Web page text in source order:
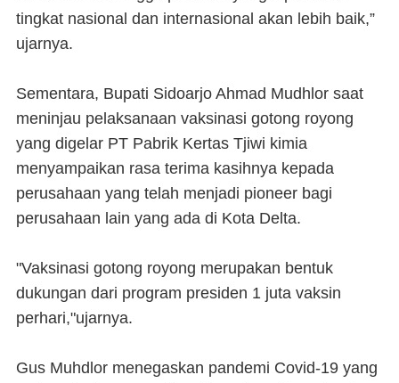
tingkat nasional dan internasional akan lebih baik,”
ujarnya.
Sementara, Bupati Sidoarjo Ahmad Mudhlor saat
meninjau pelaksanaan vaksinasi gotong royong
yang digelar PT Pabrik Kertas Tjiwi kimia
menyampaikan rasa terima kasihnya kepada
perusahaan yang telah menjadi pioneer bagi
perusahaan lain yang ada di Kota Delta.
"Vaksinasi gotong royong merupakan bentuk
dukungan dari program presiden 1 juta vaksin
perhari,"ujarnya.
Gus Muhdlor menegaskan pandemi Covid-19 yang